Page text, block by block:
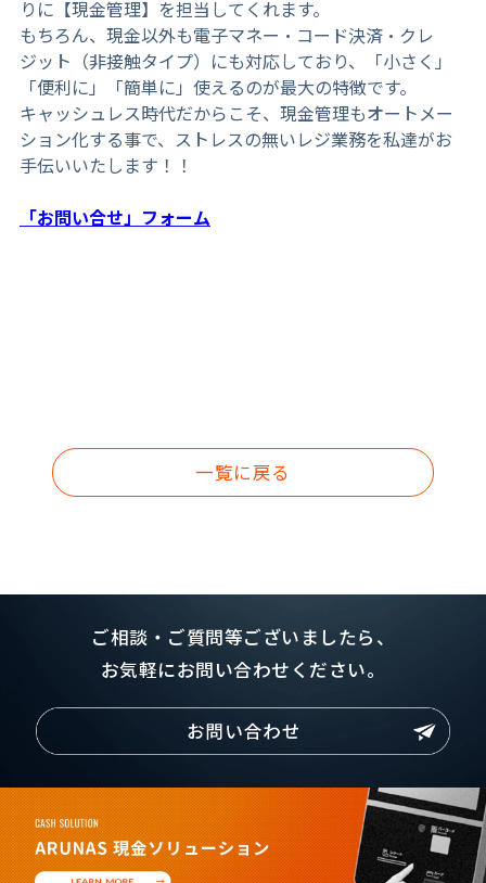
りに【現金管理】を担当してくれます。
もちろん、現金以外も電子マネー・コード決済・クレ
ジット（非接触タイプ）にも対応しており、「小さく」
「便利に」「簡単に」使えるのが最大の特徴です。
キャッシュレス時代だからこそ、現金管理もオートメー
ション化する事で、ストレスの無いレジ業務を私達がお
手伝いいたします！！
「お問い合せ」フォーム
一覧に戻る
ご相談・ご質問等ございましたら、
お気軽にお問い合わせください。